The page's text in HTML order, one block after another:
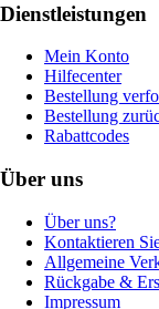
Dienstleistungen
Mein Konto
Hilfecenter
Bestellung
Bestellung
Rabattcodes
Über uns
Über uns?
Kontaktieren
Allgemeine
Rückgabe &
Impressum